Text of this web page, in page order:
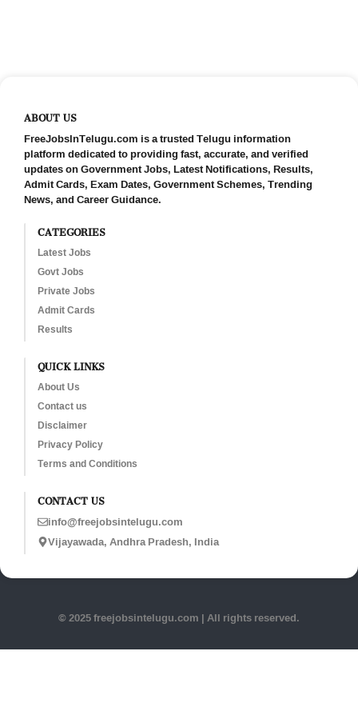
ABOUT US
FreeJobsInTelugu.com is a trusted Telugu information
platform dedicated to providing fast, accurate, and verified
updates on Government Jobs, Latest Notifications, Results,
Admit Cards, Exam Dates, Government Schemes, Trending
News, and Career Guidance.
CATEGORIES
Latest Jobs
Govt Jobs
Private Jobs
Admit Cards
Results
QUICK LINKS
About Us
Contact us
Disclaimer
Privacy Policy
Terms and Conditions
CONTACT US
info@freejobsintelugu.com
Vijayawada, Andhra Pradesh, India
© 2025 freejobsintelugu.com | All rights reserved.